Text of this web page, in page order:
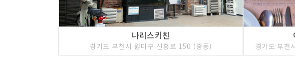
나리스키친
경기도 부천시 원미구 신흥로 150 (중동) 경기도 부천